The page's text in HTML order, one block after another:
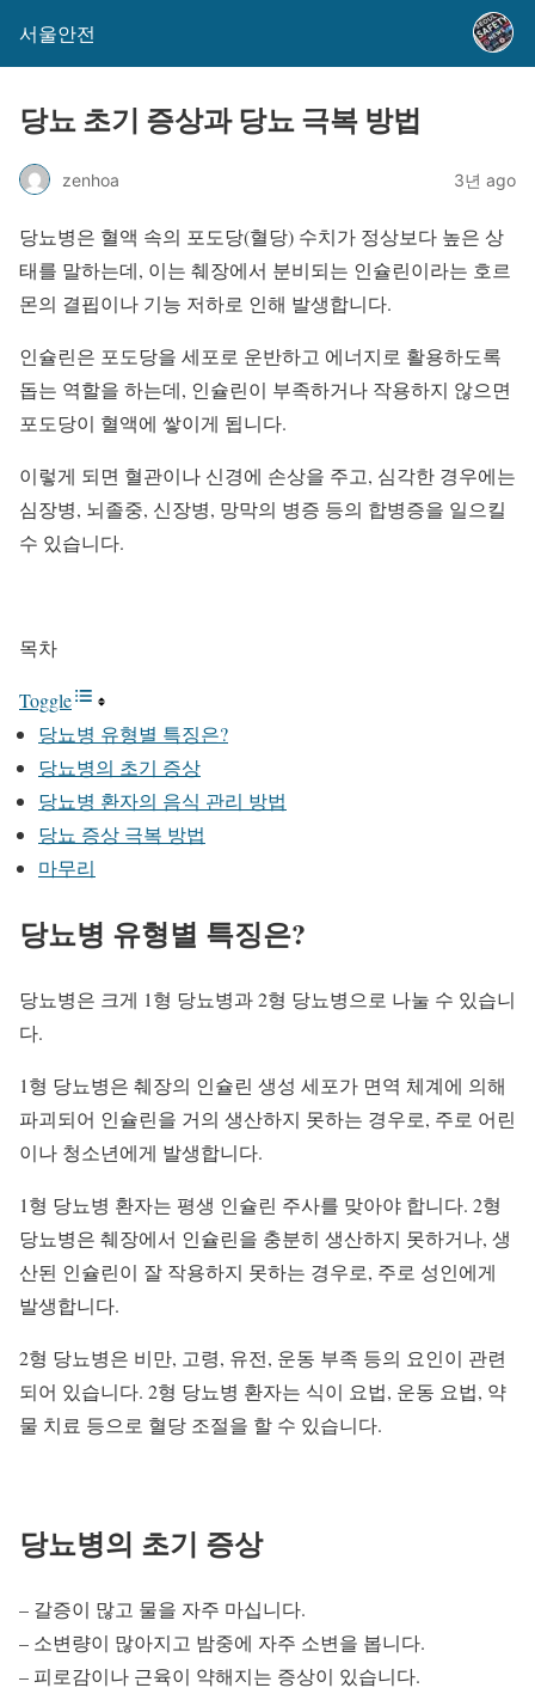
서울안전
당뇨 초기 증상과 당뇨 극복 방법
zenhoa 3년 ago
당뇨병은 혈액 속의 포도당(혈당) 수치가 정상보다 높은 상
태를 말하는데, 이는 췌장에서 분비되는 인슐린이라는 호르
몬의 결핍이나 기능 저하로 인해 발생합니다.
인슐린은 포도당을 세포로 운반하고 에너지로 활용하도록
돕는 역할을 하는데, 인슐린이 부족하거나 작용하지 않으면
포도당이 혈액에 쌓이게 됩니다.
이렇게 되면 혈관이나 신경에 손상을 주고, 심각한 경우에는
심장병, 뇌졸중, 신장병, 망막의 병증 등의 합병증을 일으킬
수 있습니다.
목차
Toggle
당뇨병 유형별 특징은?
당뇨병의 초기 증상
당뇨병 환자의 음식 관리 방법
당뇨 증상 극복 방법
마무리
당뇨병 유형별 특징은?
당뇨병은 크게 1형 당뇨병과 2형 당뇨병으로 나눌 수 있습니
다.
1형 당뇨병은 췌장의 인슐린 생성 세포가 면역 체계에 의해
파괴되어 인슐린을 거의 생산하지 못하는 경우로, 주로 어린
이나 청소년에게 발생합니다.
1형 당뇨병 환자는 평생 인슐린 주사를 맞아야 합니다. 2형
당뇨병은 췌장에서 인슐린을 충분히 생산하지 못하거나, 생
산된 인슐린이 잘 작용하지 못하는 경우로, 주로 성인에게
발생합니다.
2형 당뇨병은 비만, 고령, 유전, 운동 부족 등의 요인이 관련
되어 있습니다. 2형 당뇨병 환자는 식이 요법, 운동 요법, 약
물 치료 등으로 혈당 조절을 할 수 있습니다.
당뇨병의 초기 증상
– 갈증이 많고 물을 자주 마십니다.
– 소변량이 많아지고 밤중에 자주 소변을 봅니다.
– 피로감이나 근육이 약해지는 증상이 있습니다.